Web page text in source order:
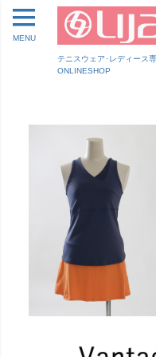
テニスウェア･レディース
ONLINESHOP
MENU